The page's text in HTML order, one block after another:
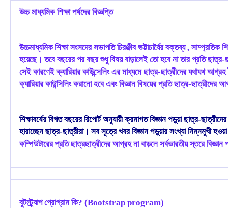
উচ্চ মাধ্যমিক শিক্ষা পর্ষদের বিজ্ঞপ্তি
উচ্চমাধ্যমিক শিক্ষা সংসদের সভাপতি চিরঞ্জীব ভট্টাচার্যৈর বক্তব্য , সাম্প্রতিক
হয়েছে। তবে বছরের পর বছর শুধু বিষয় বাড়ালেই তো হবে না তার প্রতি
সেই কারণেই ক্যারিয়ার কাউন্সেলিং এর মাধ্যমে ছাত্র-ছাত্রীদের যথাযথ
ক্যারিয়ার কাউন্সিলিং করানো হবে এবং বিজ্ঞান বিষয়ের প্রতি ছাত্র-
শিক্ষাবর্ষের বিগত বছরের রিপোর্ট অনুযায়ী ক্রমাগত বিজ্ঞান পড়ুয়া ছাত্র-
হারাচ্ছেন ছাত্র-ছাত্রীরা। সব সূত্রে খবর বিজ্ঞান পড়ুয়ার সংখ্যা নিম্নমুখী
কম্পিউটারের প্রতি ছাত্রছাত্রীদের আগ্রহ না বাড়লে সর্বভারতীয় স্তরে
বুটস্ট্র্যাপ প্রোগ্রাম কি? (Bootstrap program)